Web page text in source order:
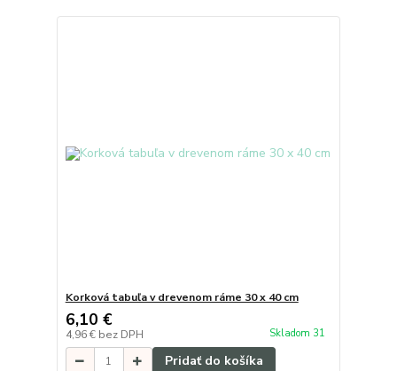
Korková tabuľa v drevenom ráme 30 x 40 cm
6,10 €
4,96 € bez DPH Skladom 31
Pridať do košíka